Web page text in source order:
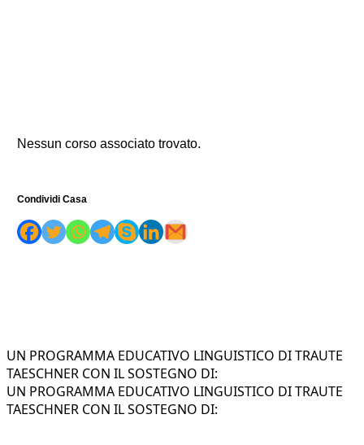
Nessun corso associato trovato.
Condividi Casa
UN PROGRAMMA EDUCATIVO LINGUISTICO DI TRAUTE
TAESCHNER CON IL SOSTEGNO DI:
UN PROGRAMMA EDUCATIVO LINGUISTICO DI TRAUTE
TAESCHNER CON IL SOSTEGNO DI: